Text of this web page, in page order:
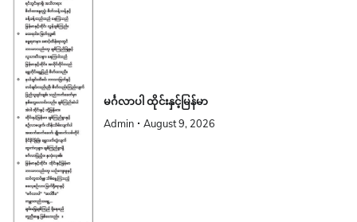
မင်္ဂလာပါ ထိုင်းနှင့်မြန်မာ
Admin August 9, 2026